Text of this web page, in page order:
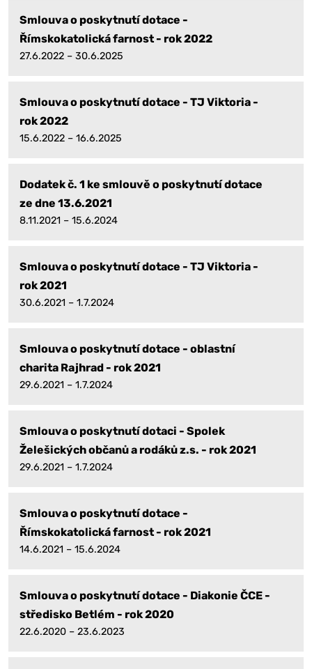
Smlouva o poskytnutí dotace -
Římskokatolická farnost - rok 2022
27.6.2022 – 30.6.2025
Smlouva o poskytnutí dotace - TJ Viktoria -
rok 2022
15.6.2022 – 16.6.2025
Dodatek č. 1 ke smlouvě o poskytnutí dotace
ze dne 13.6.2021
8.11.2021 – 15.6.2024
Smlouva o poskytnutí dotace - TJ Viktoria -
rok 2021
30.6.2021 – 1.7.2024
Smlouva o poskytnutí dotace - oblastní
charita Rajhrad - rok 2021
29.6.2021 – 1.7.2024
Smlouva o poskytnutí dotaci - Spolek
Želešických občanů a rodáků z.s. - rok 2021
29.6.2021 – 1.7.2024
Smlouva o poskytnutí dotace -
Římskokatolická farnost - rok 2021
14.6.2021 – 15.6.2024
Smlouva o poskytnutí dotace - Diakonie ČCE -
středisko Betlém - rok 2020
22.6.2020 – 23.6.2023